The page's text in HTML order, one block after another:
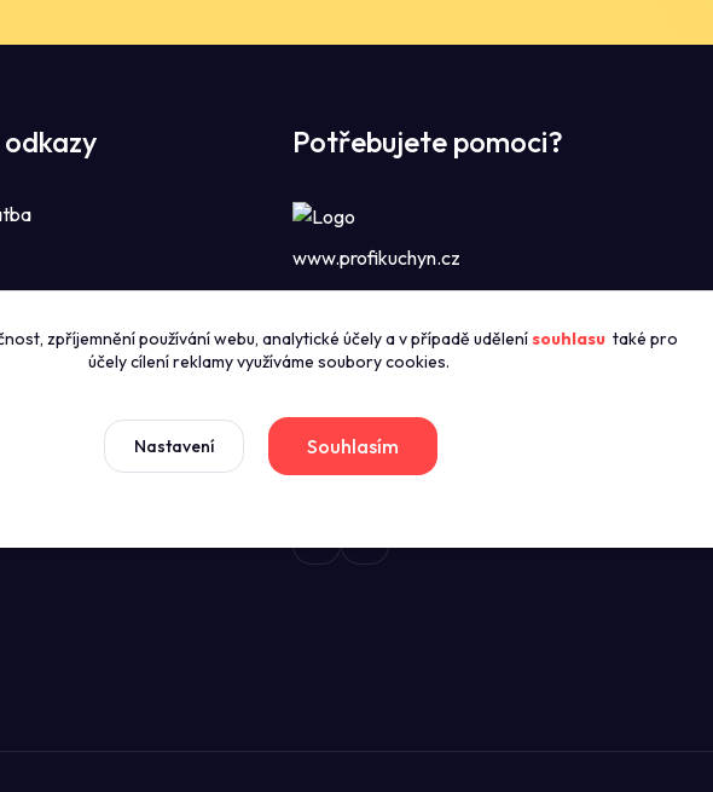
Potřebujete pomoci?
www.profikuchyn.cz
+420774421626
sales@profikuchyn.cz
zpříjemnění používání webu, analytické účely a v případě udělenísouhlasu také pro
účely cílení reklamy využíváme soubory cookies.
Nastavení Souhlasím